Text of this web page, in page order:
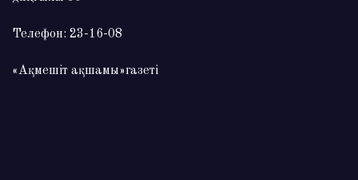
Телефон: 23-16-08
«Ақмешіт ақшамы»газеті